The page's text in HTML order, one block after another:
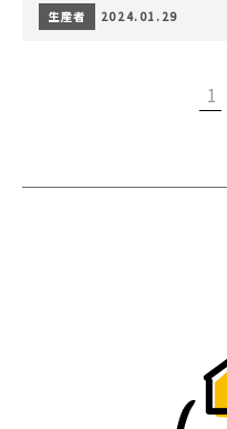
生産者 2024.01.29
1